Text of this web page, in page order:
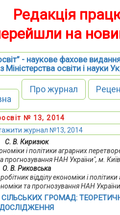
Редакція
на
- наукове фахове
Міністерства освіти і науки
Про журнал
№ 13, 2014
С. В. Киризюк
і політики аграрних
прогнозування НАН України", м. Київ
О. В. Риковська
відділу економіки і
та прогнозування НАН
ГРОМАД: